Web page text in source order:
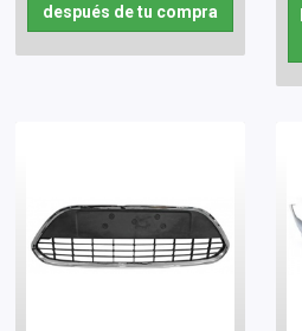
después de tu compra